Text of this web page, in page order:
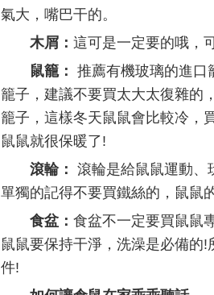
氣大，嘴巴干的。
木屑： 這可是一定要的哦，
鼠籠： 推薦有機玻璃的進口
籠子，建議不要買太大太復雜的
籠子，這樣冬天鼠鼠會比較冷，
鼠鼠就很保暖了!
滾輪： 滾輪是給鼠鼠運動、
單獨的記得不要買鐵絲的，鼠鼠
食盆： 食盆不一定要買鼠鼠
鼠鼠要保持干淨，洗澡是必備的
件!